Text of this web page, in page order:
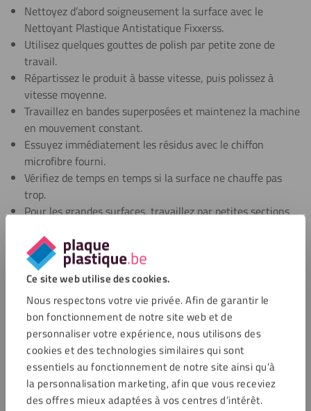
Ce site web utilise des cookies.
Nous respectons votre vie privée. Afin de garantir le
bon fonctionnement de notre site web et de
personnaliser votre expérience, nous utilisons des
cookies et des technologies similaires qui sont
essentiels au fonctionnement de notre site ainsi qu’à
la personnalisation marketing, afin que vous receviez
des offres mieux adaptées à vos centres d’intérêt.
Nettoyez d’abord soigneusement la surface avec le
Nettoyant Plastique Antistatique Fixxerss.
Utilisez quelques gouttes de polish par petite zone de
travail.
Répartissez le produit à basse vitesse, puis polissez à
vitesse moyenne.
Travaillez en bandes superposées et maintenez la machine
en mouvement constant.
Essuyez immédiatement les résidus avec le chiffon
microfibre fourni.
Vérifiez de temps en temps si la surface ne chauffe pas
trop.
Pour les grandes surfaces, travaillez par petites sections
Applications du Fixxerss Kit de polissage
acrylique Basic
Le Fixxerss Kit de polissage acrylique Basic est conçu pour le
polissage de plastique sur des surfaces transparentes et
lisses. Ce kit est particulièrement adapté aux applications où
la clarté, l’apparence et une finition soignée sont
importantes.